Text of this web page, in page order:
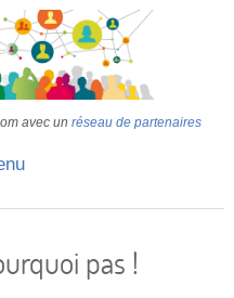
avec un réseau de partenaires
pas !